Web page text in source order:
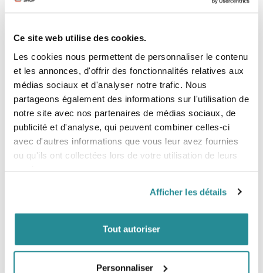
Ce site web utilise des cookies.
Les cookies nous permettent de personnaliser le contenu
et les annonces, d'offrir des fonctionnalités relatives aux
médias sociaux et d'analyser notre trafic. Nous
partageons également des informations sur l'utilisation de
notre site avec nos partenaires de médias sociaux, de
publicité et d'analyse, qui peuvent combiner celles-ci
avec d'autres informations que vous leur avez fournies
ou qu'ils ont collectées lors de votre utilisation de leurs
Afficher les détails
Tout autoriser
Personnaliser
Epuisé
Pad surf FCS T3 Orange/Black
Prix
42,00 €
Epuisé
Pad surf FCS T3 Black/Orange
Prix
42,00 €